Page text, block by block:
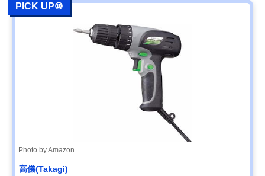
PICK UP⑩
Photo by Amazon
高儀(Takagi)